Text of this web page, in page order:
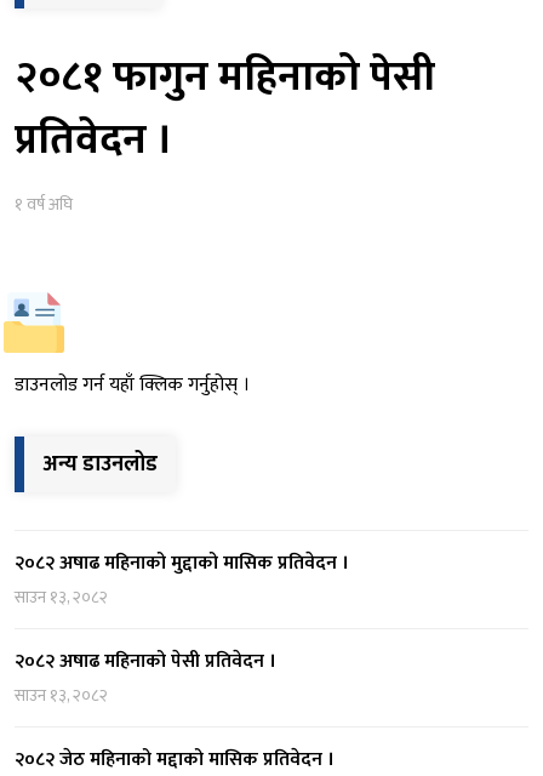
२०८१ फागुन महिनाको पेसी
प्रतिवेदन ।
१ वर्ष अघि
डाउनलोड गर्न यहाँ क्लिक गर्नुहोस् ।
अन्य डाउनलोड
२०८२ अषाढ महिनाको मुद्दाको मासिक प्रतिवेदन ।
साउन १३, २०८२
२०८२ अषाढ महिनाको पेसी प्रतिवेदन ।
साउन १३, २०८२
२०८२ जेठ महिनाको मद्दाको मासिक प्रतिवेदन ।